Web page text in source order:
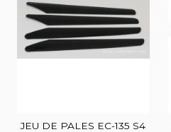
JEU DE PALES EC-135 S4